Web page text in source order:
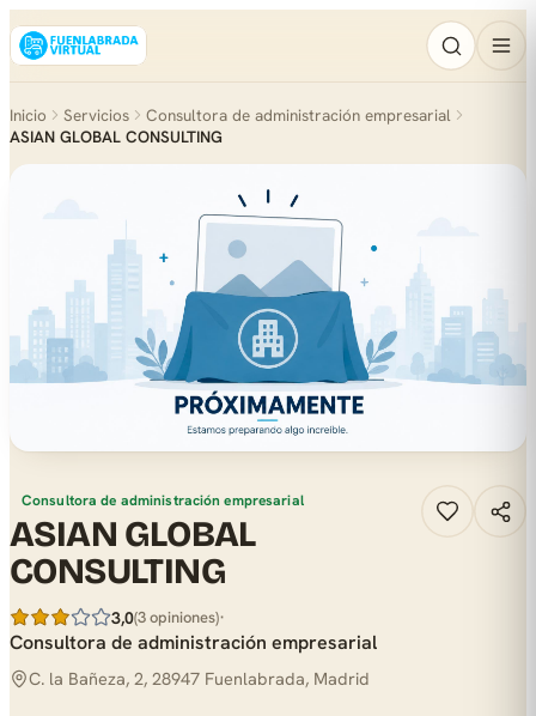
Inicio Servicios
Consultora de administración empresarial
ASIAN GLOBAL CONSULTING
Consultora de administración empresarial
ASIAN GLOBAL
CONSULTING
3,0(3 opiniones)·
Consultora de administración empresarial
C. la Bañeza, 2, 28947 Fuenlabrada, Madrid